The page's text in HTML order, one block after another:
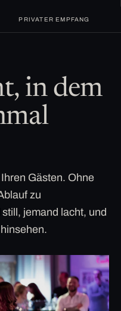
PRIVATER EMPFANG
in dem
Gästen. Ohne
zu
jemand lacht, und